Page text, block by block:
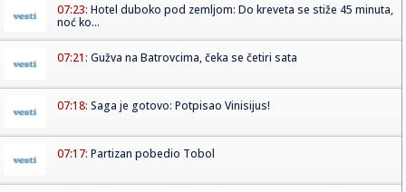
07:23: Hotel duboko pod zemljom: Do kreveta se stiže 45 minuta,
noć ko...
07:21: Gužva na Batrovcima, čeka se četiri sata
07:18: Saga je gotovo: Potpisao Vinisijus!
07:17: Partizan pobedio Tobol